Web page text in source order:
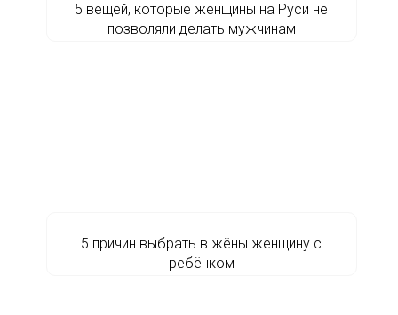
5 вещей, которые женщины на Руси не
позволяли делать мужчинам
5 причин выбрать в жёны женщину с
ребёнком